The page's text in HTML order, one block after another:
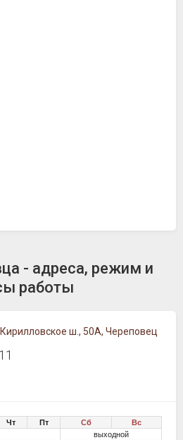
- адреса, режим и
работы
ш., 50А, Череповец
Чт Пт Сб
Вс
выходной